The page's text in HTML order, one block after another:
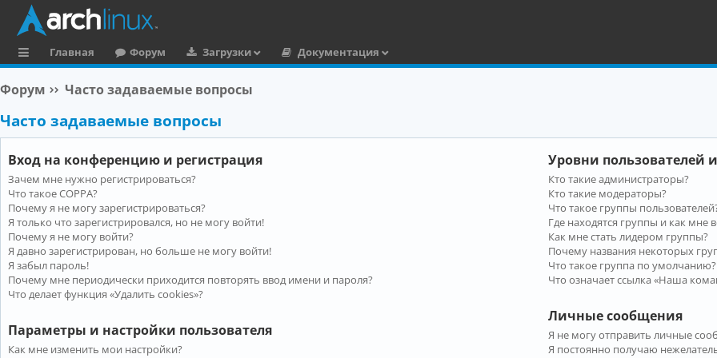
ы
л
Главная Форум Загрузки
Документация
Форум Часто задаваемые вопросы
Часто задаваемые вопросы
Вход на конференцию и регистрация
Зачем мне нужно регистрироваться?
Что такое COPPA?
Почему я не могу зарегистрироваться?
Я только что зарегистрировался, но не могу войти!
Почему я не могу войти?
Я давно зарегистрирован, но больше не могу войти!
Я забыл пароль!
Почему мне периодически приходится повторять ввод имени и пароля?
Что делает функция «Удалить cookies»?
Параметры и настройки пользователя
Как мне изменить мои настройки?
Уровни пользователей
Кто такие администраторы?
Кто такие модераторы?
Что такое группы
Где находятся группы и как мне
Как мне стать лидером группы?
Почему названия некоторых
Что такое группа по умолчанию?
Что означает ссылка «Наша
Личные сообщения
Я не могу отправить личные
Я постоянно получаю